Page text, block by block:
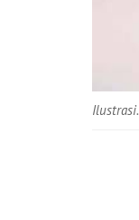
Ilustrasi.